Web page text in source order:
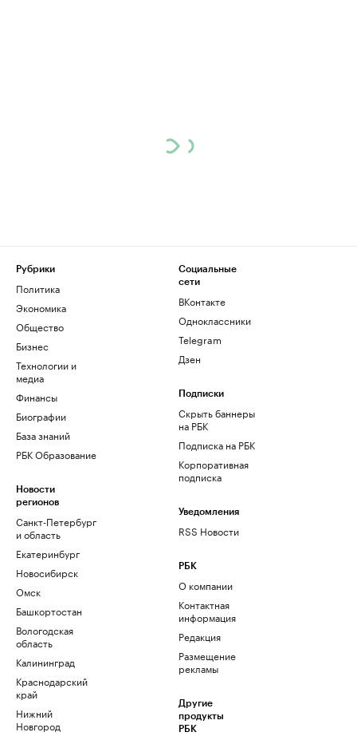
Рубрики
Политика
Экономика
Общество
Бизнес
Технологии и
медиа
Финансы
Биографии
База знаний
РБК Образование
Новости
регионов
Санкт-Петербург
и область
Екатеринбург
Новосибирск
Омск
Башкортостан
Вологодская
область
Калининград
Краснодарский
край
Нижний
Новгород
Социальные
сети
ВКонтакте
Одноклассники
Telegram
Дзен
Подписки
Скрыть баннеры
на РБК
Подписка на РБК
Корпоративная
подписка
Уведомления
RSS Новости
РБК
О компании
Контактная
информация
Редакция
Размещение
рекламы
Другие
продукты
РБК